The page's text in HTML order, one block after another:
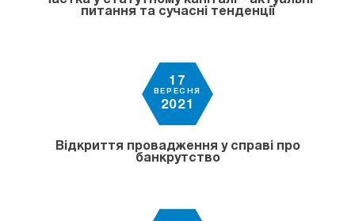
питання та сучасні тенденції
17
ВЕРЕСНЯ
2021
Відкриття провадження у справі про
банкрутство